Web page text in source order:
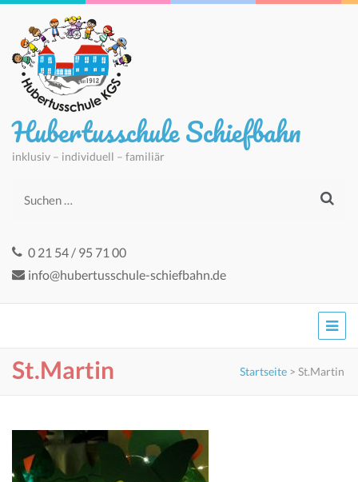
Hubertusschule Schiefbahn
inklusiv – individuell – familiär
Suchen
0 21 54 / 95 71 00
info@hubertusschule-schiefbahn.de
St.Martin Startseite > St.Martin